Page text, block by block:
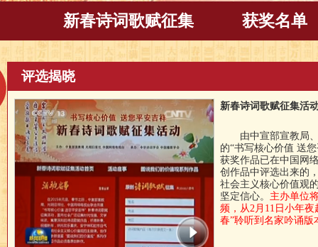
新春诗词歌赋征集 获奖名单
评选揭晓
新春诗词歌赋征集活
由中宣部宣教局、
的“书写核心价值 送
获奖作品已在中国网
创作品中评选出来的
社会主义核心价值观
坚定信心。 主办单位
频，从2月11日小年
春”聆听到名家吟诵版